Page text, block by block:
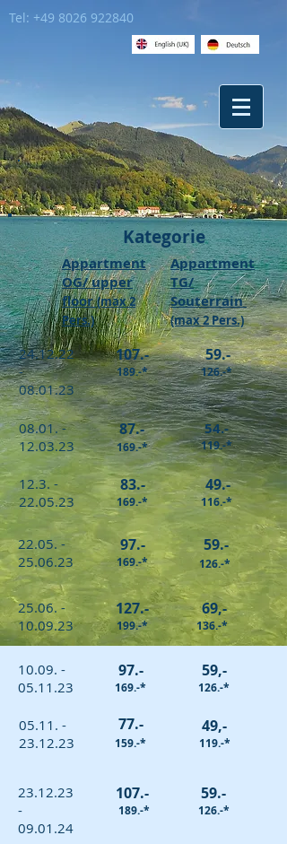
Tel: +49 8026 922840
Kategorie
Appartment
OG/ upper
floor(max 2
Pers.)
24.12.22
-
08.01.23
08.01. -
12.03.23
12.3. -
22.05.23
107.-
189.-*
87.-
169.-*
83.-
169.-*
22.05. -
25.06.23
97.-
169.-*
25.06. -
10.09.23
127.-
199.-*
10.09. -
05.11.23
05.11. -
23.12.23
97.-
169.-*
77.-
159.-*
23.12.23
-
09.01.24
107.-
189.-*
Appartment
TG/
Souterrain
(max 2 Pers.)
59.-
126.-*
54.-
119.-*
49.-
116.-*
59.-
126.-*
69,-
136.-*
59,-
126.-*
49,-
119.-*
59.-
126.-*